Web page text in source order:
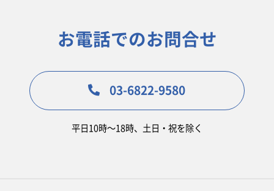
お電話でのお問合せ
03-6822-9580
平日10時〜18時、土日・祝を除く